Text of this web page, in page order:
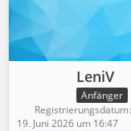
LeniV
Anfänger
Registrierungsdatum
19. Juni 2026 um 16:47